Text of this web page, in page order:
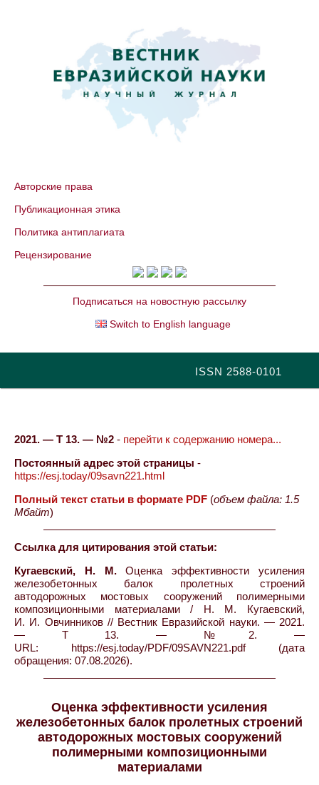
Авторские права
Публикационная этика
Политика антиплагиата
Рецензирование
Подписаться на новостную рассылку
Switch to English language
ISSN 2588-0101
2021. — Т 13. — №2 - перейти к содержанию номера...
Постоянный адрес этой страницы -
https://esj.today/09savn221.html
Полный текст статьи в формате PDF (объем файла: 1.5
Мбайт)
Ссылка для цитирования этой статьи:
Кугаевский, Н. М.Оценка эффективности усиления
железобетонных балок пролетных строений
автодорожных мостовых сооружений полимерными
композиционными материалами / Н. М. Кугаевский,
И. И. Овчинников // Вестник Евразийской науки. — 2021.
— Т 13. — №2. —
URL: https://esj.today/PDF/09SAVN221.pdf (дата
обращения: 07.08.2026).
Оценка эффективности усиления
железобетонных балок пролетных строений
автодорожных мостовых сооружений
полимерными композиционными
материалами